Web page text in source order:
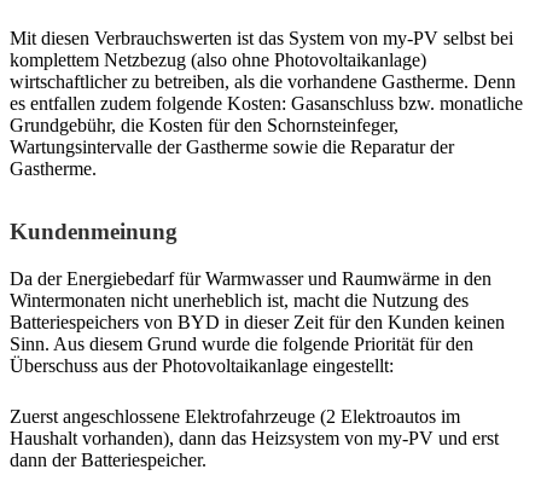
Mit diesen Verbrauchswerten ist das System von my-PV selbst bei
komplettem Netzbezug (also ohne Photovoltaikanlage)
wirtschaftlicher zu betreiben, als die vorhandene Gastherme. Denn
es entfallen zudem folgende Kosten: Gasanschluss bzw. monatliche
Grundgebühr, die Kosten für den Schornsteinfeger,
Wartungsintervalle der Gastherme sowie die Reparatur der
Gastherme.
Kundenmeinung
Da der Energiebedarf für Warmwasser und Raumwärme in den
Wintermonaten nicht unerheblich ist, macht die Nutzung des
Batteriespeichers von BYD in dieser Zeit für den Kunden keinen
Sinn. Aus diesem Grund wurde die folgende Priorität für den
Überschuss aus der Photovoltaikanlage eingestellt:
Zuerst angeschlossene Elektrofahrzeuge (2 Elektroautos im
Haushalt vorhanden), dann das Heizsystem von my-PV und erst
dann der Batteriespeicher.